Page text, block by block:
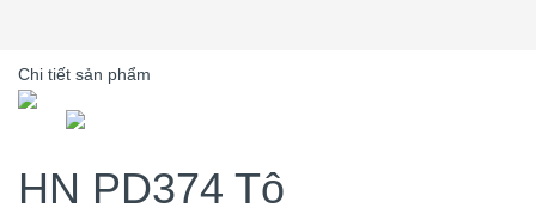
Chi tiết sản phẩm
HN PD374 Tô